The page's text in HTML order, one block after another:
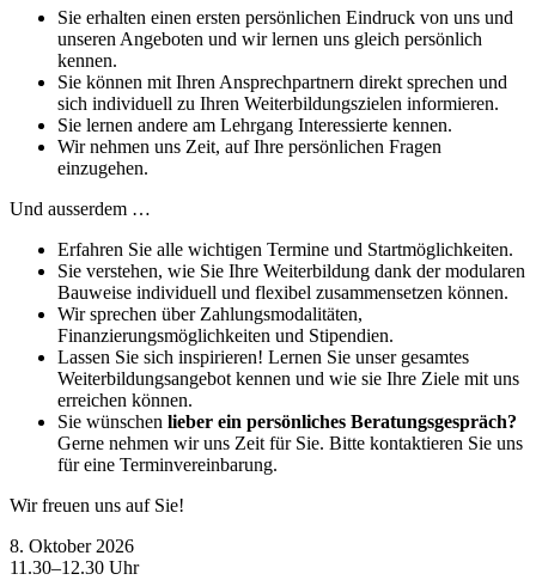
Sie erhalten einen ersten persönlichen Eindruck von uns und
unseren Angeboten und wir lernen uns gleich persönlich
kennen.
Sie können mit Ihren Ansprechpartnern direkt sprechen und
sich individuell zu Ihren Weiterbildungszielen informieren.
Sie lernen andere am Lehrgang Interessierte kennen.
Wir nehmen uns Zeit, auf Ihre persönlichen Fragen
einzugehen.
Und ausserdem …
Erfahren Sie alle wichtigen Termine und Startmöglichkeiten.
Sie verstehen, wie Sie Ihre Weiterbildung dank der modularen
Bauweise individuell und flexibel zusammensetzen können.
Wir sprechen über Zahlungsmodalitäten,
Finanzierungsmöglichkeiten und Stipendien.
Lassen Sie sich inspirieren! Lernen Sie unser gesamtes
Weiterbildungsangebot kennen und wie sie Ihre Ziele mit uns
erreichen können.
Sie wünschen lieber ein persönliches Beratungsgespräch?
Gerne nehmen wir uns Zeit für Sie. Bitte kontaktieren Sie uns
für eine Terminvereinbarung.
Wir freuen uns auf Sie!
8. Oktober 2026
11.30–12.30 Uhr